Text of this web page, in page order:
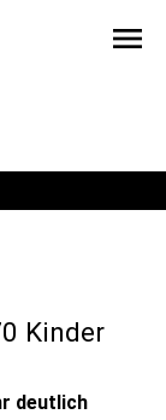
menu
Kinder
deutlich